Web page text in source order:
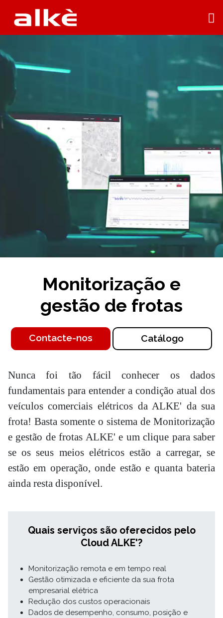
Monitorização e
gestão de frotas
Contacte-nos Catálogo
Nunca foi tão fácil conhecer os dados
fundamentais para entender a condição atual dos
veículos comerciais elétricos da ALKE' da sua
frota! Basta somente o sistema de Monitorização
e gestão de frotas ALKE' e um clique para saber
se os seus meios elétricos estão a carregar, se
estão em operação, onde estão e quanta bateria
ainda resta disponível.
Quais serviços são oferecidos pelo
Cloud ALKE'?
Monitorização remota e em tempo real
Gestão otimizada e eficiente da sua frota
empresarial elétrica
Redução dos custos operacionais
Dados de desempenho, consumo, posição e